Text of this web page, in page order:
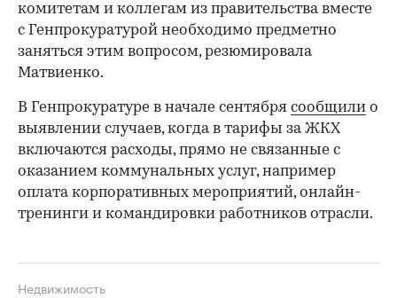
комитетам и коллегам из правительства вместе
с Генпрокуратурой необходимо предметно
заняться этим вопросом, резюмировала
Матвиенко.
В Генпрокуратуре в начале сентября сообщили о
выявлении случаев, когда в тарифы за ЖКХ
включаются расходы, прямо не связанные с
оказанием коммунальных услуг, например
оплата корпоративных мероприятий, онлайн-
тренинги и командировки работников отрасли.
Недвижимость